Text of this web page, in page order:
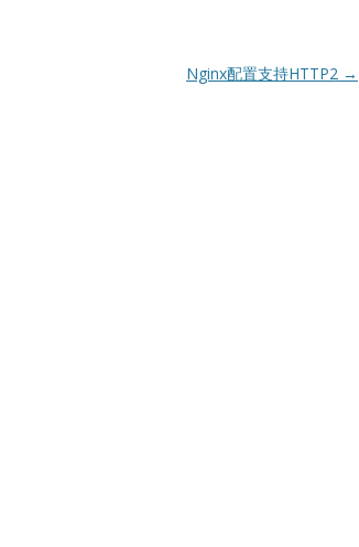
Nginx配置支持HTTP2 →